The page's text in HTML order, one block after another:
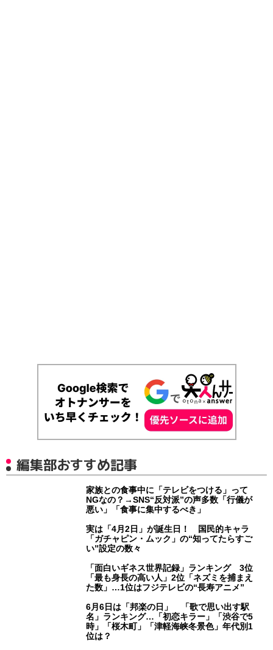
編集部おすすめ記事
家族との食事中に「テレビをつける」って
NGなの？→SNS“反対派”の声多数「行儀が
悪い」「食事に集中するべき」
実は「4月2日」が誕生日！ 国民的キャラ
「ガチャピン・ムック」の“知ってたらすご
い”設定の数々
「面白いギネス世界記録」ランキング 3位
「最も身長の高い人」2位「ネズミを捕まえ
た数」…1位はフジテレビの“長寿アニメ”
6月6日は「邦楽の日」 「歌で思い出す駅
名」ランキング…「初恋キラー」「渋谷で5
時」「桜木町」「津軽海峡冬景色」年代別1
位は？